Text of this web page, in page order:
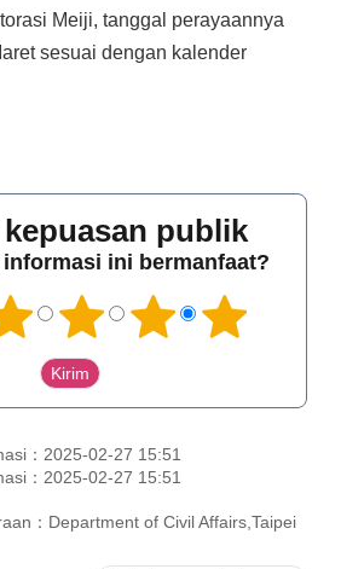
Meiji, tanggal perayaannya
sesuai dengan kalender
publik
ini bermanfaat?
：2025-02-27 15:51
：2025-02-27 15:51
：Department of Civil Affairs,Taipei